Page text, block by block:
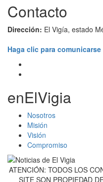
Contacto
Dirección: El Vigía, estado
Haga clic para
enElVigia
Nosotros
Misión
Visión
Compromiso
ATENCIÓN: TODOS LOS
SITE SON PROPIEDAD